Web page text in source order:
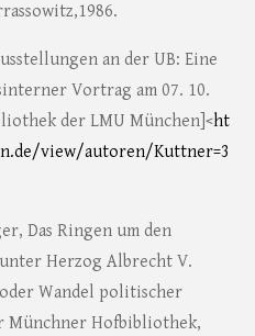
an der UB: Eine
Vortrag am 07. 10.
der LMU München]<ht
view/autoren/Kuttner=3
Das Ringen um den
Herzog Albrecht V.
Wandel politischer
Münchner Hofbibliothek,